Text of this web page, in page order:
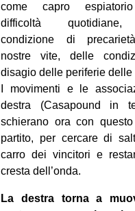
RECENSIONI
INTERNAZIONALE
AFRICA
AMERICHE
ESTREMO ORIENTE
MEDIO ORIENTE
come capro
difficoltà
condizione di
nostre vite, delle
disagio delle periferie delle
I movimenti e le
destra (Casapound in
schierano ora con
partito, per cercare di
carro dei vincitori e
cresta dell’onda.
La destra torna a